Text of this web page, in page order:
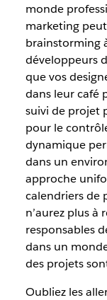
monde
marketing
brainstorming
développeurs
que vos
dans leur café
suivi de projet
pour le
dynamique
dans un
approche
calendriers de
n’aurez plus à
responsables
dans un
des projets
Oubliez les